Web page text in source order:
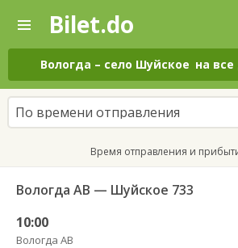
—
Поиск
и
покупка
билетов
на
автобус
онлайн
Bilet.do
Вологда – село Шуйское на
По времени отправления
Время отправления и
Вологда АВ — Шуйское 733
10:00
Вологда АВ